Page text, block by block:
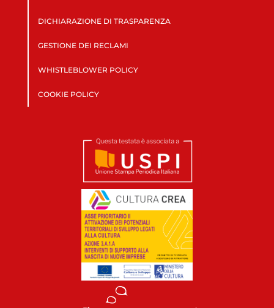
DICHIARAZIONE DI TRASPARENZA
GESTIONE DEI RECLAMI
WHISTLEBLOWER POLICY
COOKIE POLICY